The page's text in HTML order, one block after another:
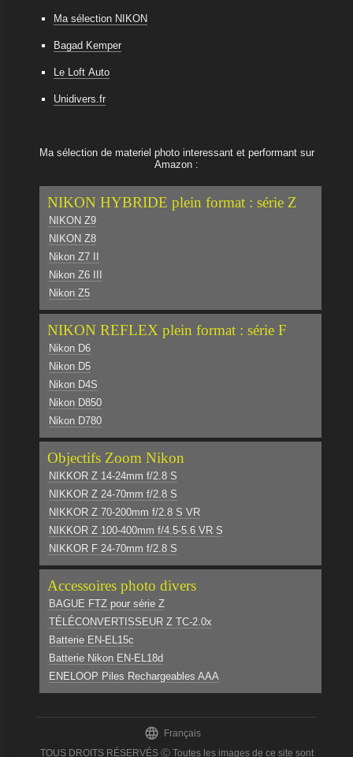
Ma sélection NIKON
Bagad Kemper
Le Loft Auto
Unidivers.fr
Ma sélection de materiel photo interessant et performant sur
Amazon :
NIKON HYBRIDE plein format : série Z
NIKON Z9
NIKON Z8
Nikon Z7 II
Nikon Z6 III
Nikon Z5
NIKON REFLEX plein format : série F
Nikon D6
Nikon D5
Nikon D4S
Nikon D850
Nikon D780
Objectifs Zoom Nikon
NIKKOR Z 14-24mm f/2.8 S
NIKKOR Z 24-70mm f/2.8 S
NIKKOR Z 70-200mm f/2.8 S VR
NIKKOR Z 100-400mm f/4.5-5.6 VR S
NIKKOR F 24-70mm f/2.8 S
Accessoires photo divers
BAGUE FTZ pour série Z
TÉLÉCONVERTISSEUR Z TC-2.0x
Batterie EN-EL15c
Batterie Nikon EN-EL18d
ENELOOP Piles Rechargeables AAA
 Français
TOUS DROITS RÉSERVÉS Ⓒ Toutes les images de ce site sont